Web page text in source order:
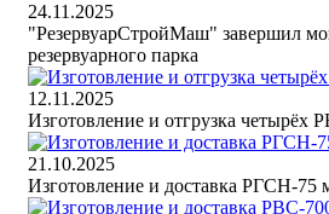
24.11.2025
"РезервуарСтройМаш" завершил
резервуарного парка
12.11.2025
Изготовление и отгрузка четырёх
21.10.2025
Изготовление и доставка РГСН-75